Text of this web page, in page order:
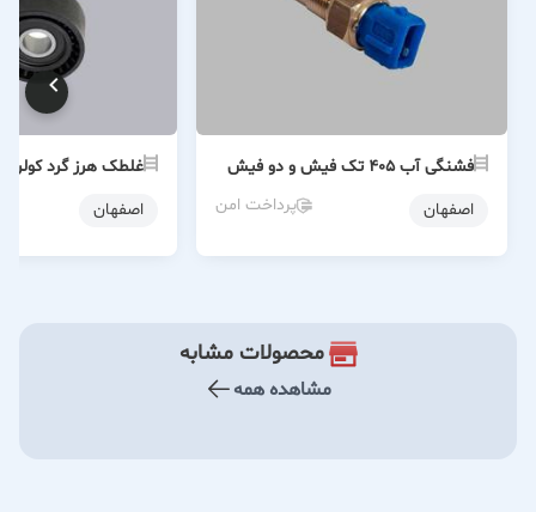
فشنگی آب ۴۰۵ تک فیش و دو فیش
اصفهان
پرداخت امن
غلطک هرز گرد کولر
اصفهان
محصولات مشابه
مشاهده همه